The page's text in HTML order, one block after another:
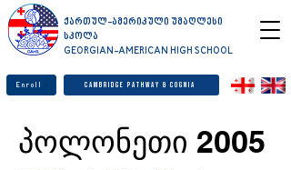
ქართულ-ამერიკული უმაღლესი
სკოლა
GEORGIAN-AMERICAN HIGH SCHOOL
Enroll Cambridge Pathway & Cognia
პოლონეთი 2005